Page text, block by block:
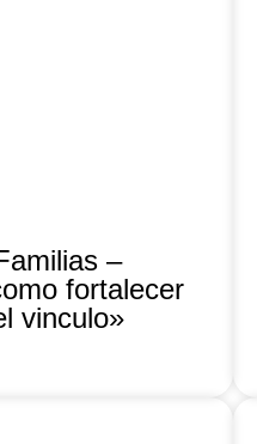
–
fortalecer
vinculo»